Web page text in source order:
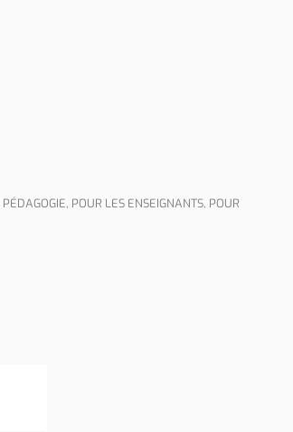
PÉDAGOGIE, POUR LES ENSEIGNANTS, POUR